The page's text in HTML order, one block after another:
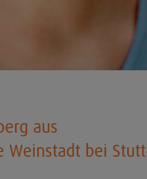
aus
Weinstadt bei